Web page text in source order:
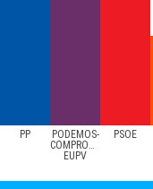
PP
PODEMOS-
COMPROMÍS-
EUPV
PSOE